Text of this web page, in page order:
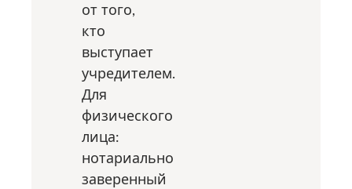
от того,
кто
выступает
учредителем.
Для
физического
лица:
нотариально
заверенный